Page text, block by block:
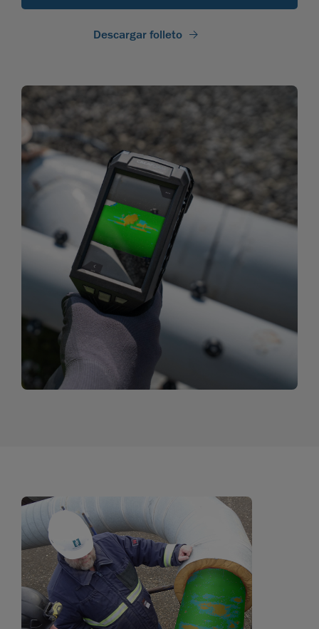
Descargar folleto